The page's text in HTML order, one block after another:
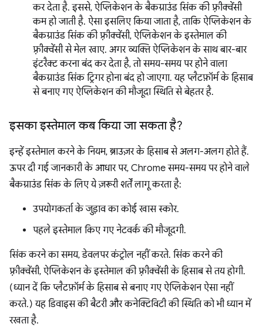
कर देता है. इससे, ऐप्लिकेशन के बैकग्राउंड सिंक की फ़्रीक्वेंसी
कम हो जाती है. ऐसा इसलिए किया जाता है, ताकि ऐप्लिकेशन के
बैकग्राउंड सिंक की फ़्रीक्वेंसी, ऐप्लिकेशन के इस्तेमाल की
फ़्रीक्वेंसी से मेल खाए. अगर व्यक्ति ऐप्लिकेशन के साथ बार-बार
इंटरैक्ट करना बंद कर देता है, तो समय-समय पर होने वाला
बैकग्राउंड सिंक ट्रिगर होना बंद हो जाएगा. यह प्लैटफ़ॉर्म के हिसाब
से बनाए गए ऐप्लिकेशन की मौजूदा स्थिति से बेहतर है.
इसका इस्तेमाल कब किया जा सकता है?
इन्हें इस्तेमाल करने के नियम, ब्राउज़र के हिसाब से अलग-अलग होते हैं.
ऊपर दी गई जानकारी के आधार पर, Chrome समय-समय पर होने वाले
बैकग्राउंड सिंक के लिए ये ज़रूरी शर्तें लागू करता है:
उपयोगकर्ता के जुड़ाव का कोई खास स्कोर.
पहले इस्तेमाल किए गए नेटवर्क की मौजूदगी.
सिंक करने का समय, डेवलपर कंट्रोल नहीं करते. सिंक करने की
फ़्रीक्वेंसी, ऐप्लिकेशन के इस्तेमाल की फ़्रीक्वेंसी के हिसाब से तय होगी.
(ध्यान दें कि प्लैटफ़ॉर्म के हिसाब से बनाए गए ऐप्लिकेशन ऐसा नहीं
करते.) यह डिवाइस की बैटरी और कनेक्टिविटी की स्थिति को भी ध्यान में
रखता है.